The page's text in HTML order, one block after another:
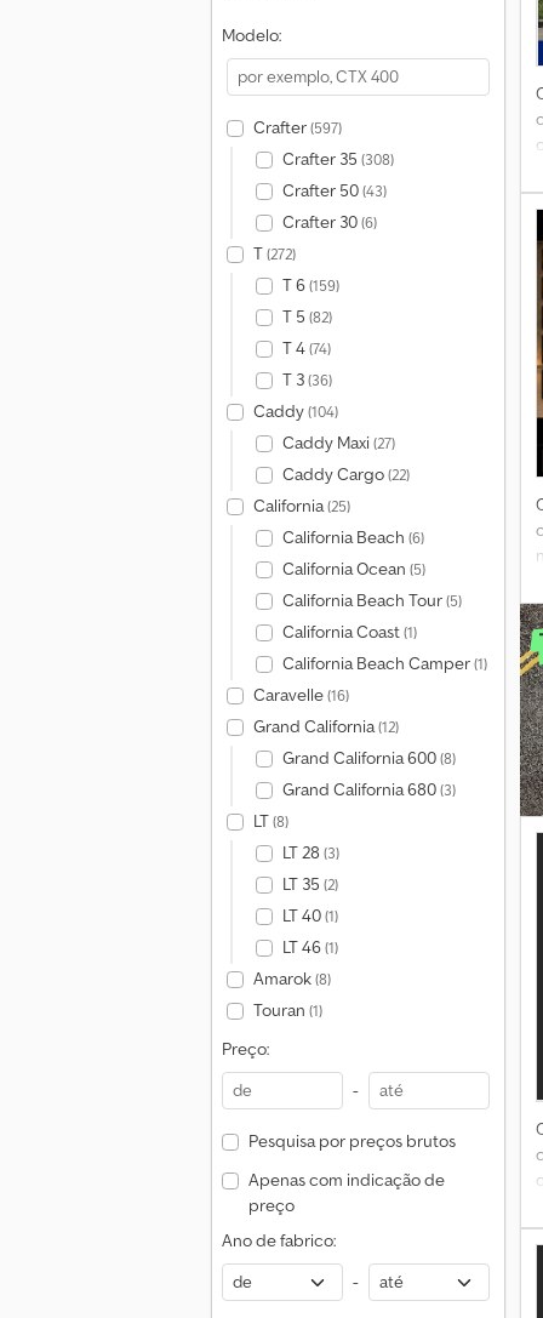
Modelo:
Crafter(597)
Crafter 35 (308)
Crafter 50(43)
Crafter 30(6)
T(272)
T 6(159)
T 5 (82)
T 4(74)
T 3(36)
Caddy(104)
Caddy Maxi(27)
Caddy Cargo(22)
California(25)
California Beach (6)
California Ocean (5)
California Beach Tour(5)
California Coast(1)
California Beach Camper(1)
Caravelle(16)
Grand California(12)
Grand California 600(8)
Grand California 680(3)
LT(8)
LT 28 (3)
LT 35 (2)
LT 40(1)
LT 46(1)
Amarok(8)
Touran (1)
Preço:
-
Pesquisa por preços brutos
Apenas com indicação de
preço
Ano de fabrico:
-